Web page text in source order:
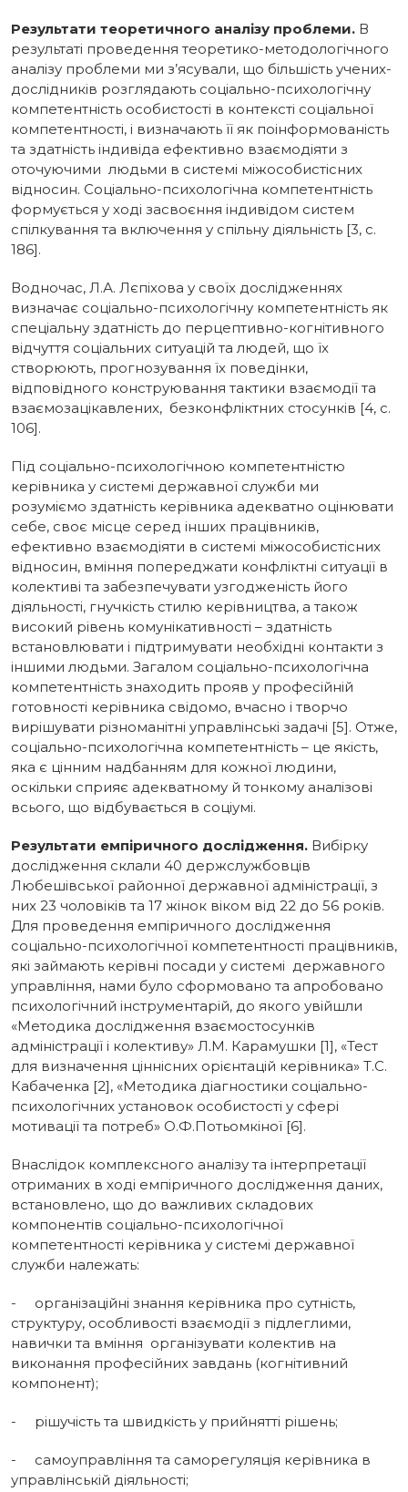
Результати теоретичного аналізу проблеми. В
результаті проведення теоретико-методологічного
аналізу проблеми ми з’ясували, що більшість учених-
дослідників розглядають соціально-психологічну
компетентність особистості в контексті соціальної
компетентності, і визначають її як поінформованість
та здатність індивіда ефективно взаємодіяти з
оточуючими людьми в системі міжособистісних
відносин. Соціально-психологічна компетентність
формується у ході засвоєння індивідом систем
спілкування та включення у спільну діяльність [3, с.
186].
Водночас, Л.А. Лєпіхова у своїх дослідженнях
визначає соціально-психологічну компетентність як
спеціальну здатність до перцептивно-когнітивного
відчуття соціальних ситуацій та людей, що їх
створюють, прогнозування їх поведінки,
відповідного конструювання тактики взаємодії та
взаємозацікавлених, безконфліктних стосунків [4, с.
106].
Під соціально-психологічною компетентністю
керівника у системі державної служби ми
розуміємо здатність керівника адекватно оцінювати
себе, своє місце серед інших працівників,
ефективно взаємодіяти в системі міжособистісних
відносин, вміння попереджати конфліктні ситуації в
колективі та забезпечувати узгодженість його
діяльності, гнучкість стилю керівництва, а також
високий рівень комунікативності – здатність
встановлювати і підтримувати необхідні контакти з
іншими людьми. Загалом соціально-психологічна
компетентність знаходить прояв у професійній
готовності керівника свідомо, вчасно і творчо
вирішувати різноманітні управлінські задачі [5]. Отже,
соціально-психологічна компетентність – це якість,
яка є цінним надбанням для кожної люди­ни,
оскільки сприяє адекватному й тонкому аналізові
всього, що відбувається в соціумі.
Результати емпіричного дослідження. Вибірку
дослідження склали 40 держслужбовців
Любешівської районної державної адміністрації, з
них 23 чоловіків та 17 жінок віком від 22 до 56 років.
Для проведення емпіричного дослідження
соціально-психологічної компетентності працівників,
які займають керівні посади у системі державного
управління, нами було сформовано та апробовано
психологічний інструментарій, до якого увійшли
«Методика дослідження взаємостосунків
адміністрації і колективу» Л.М. Карамушки [1], «Тест
для визначення ціннісних орієнтацій керівника» Т.С.
Кабаченка [2], «Методика діагностики соціально-
психологічних установок особистості у сфері
мотивації та потреб» О.Ф.Потьомкіної [6].
Внаслідок комплексного аналізу та інтерпретації
отриманих в ході емпіричного дослідження даних,
встановлено, що до важливих складових
компонентів соціально-психологічної
компетентності керівника у системі державної
служби належать:
- організаційні знання керівника про сутність,
структуру, особливості взаємодії з підлеглими,
навички та вміння організувати колектив на
виконання професійних завдань (когнітивний
компонент);
- рішучість та швидкість у прийнятті рішень;
- самоуправління та саморегуляція керівника в
управлінській діяльності;